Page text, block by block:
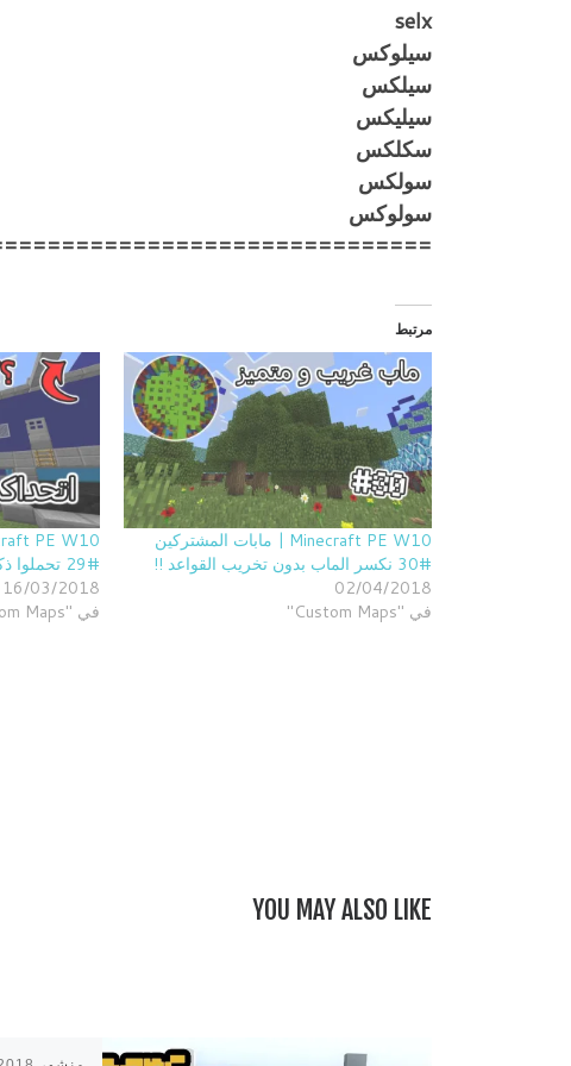
selx
سيلوكس
سيلكس
سيليكس
سكلكس
سولكس
سولوكس
مرتبط
Minecraft PE W10 | مابات المشتركين
#30 نكسر الماب بدون تخريب القواعد !!
02/04/2018
في "Custom Maps"
#29 تحملوا ذكائي الزايد ميني قيمز !!
16/03/2018
في "Custom Maps"
YOU MAY ALSO LIKE